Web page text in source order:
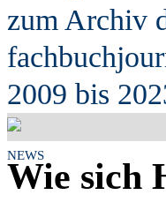
zum Archiv
fachb
2009 bis
NEWS
Wie sich